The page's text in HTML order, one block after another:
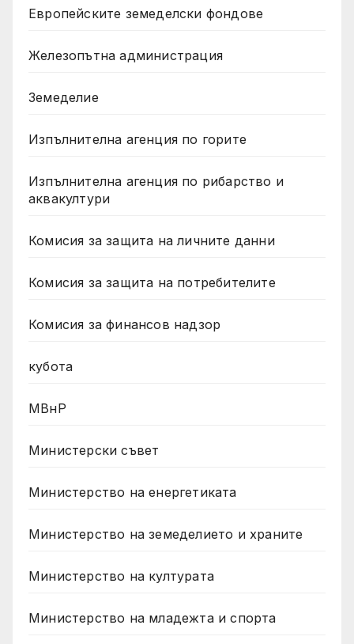
Европейските земеделски фондове
Железопътна администрация
Земеделие
Изпълнителна агенция по горите
Изпълнителна агенция по рибарство и
аквакултури
Комисия за защита на личните данни
Комисия за защита на потребителите
Комисия за финансов надзор
кубота
МВнР
Министерски съвет
Министерство на енергетиката
Министерство на земеделието и храните
Министерство на културата
Министерство на младежта и спорта